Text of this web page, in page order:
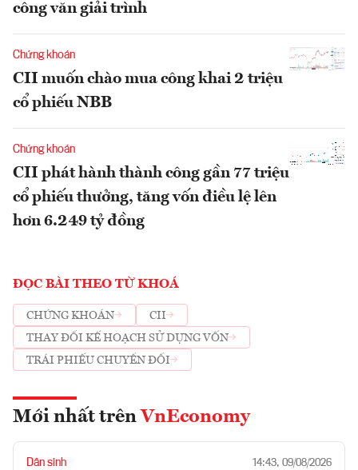
công văn giải trình
Chứng khoán
CII muốn chào mua công khai 2 triệu
cổ phiếu NBB
Chứng khoán
CII phát hành thành công gần 77 triệu
cổ phiếu thưởng, tăng vốn điều lệ lên
hơn 6.249 tỷ đồng
ĐỌC BÀI THEO TỪ KHOÁ
CHỨNG KHOÁN
CII
THAY ĐỔI KẾ HOẠCH SỬ DỤNG VỐN
TRÁI PHIẾU CHUYỂN ĐỔI
Mới nhất trên VnEconomy
Dân sinh 14:43, 09/08/2026